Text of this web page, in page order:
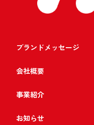
ブランドメッセージ
会社概要
事業紹介
お知らせ